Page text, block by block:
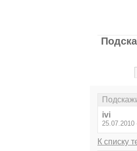
ivi
25.07.2010
К списку